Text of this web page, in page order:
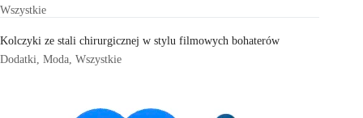
Wszystkie
Kolczyki ze stali chirurgicznej w stylu filmowych bohaterów
Dodatki, Moda, Wszystkie